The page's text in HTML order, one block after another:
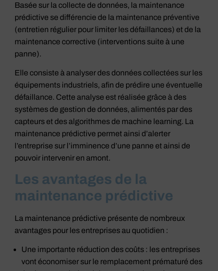
Basée sur la collecte de données, la maintenance
prédictive se différencie de la maintenance préventive
(entretien régulier pour limiter les défaillances) et de la
maintenance corrective (interventions suite à une
panne).
Elle consiste à analyser des données collectées sur les
équipements industriels, afin de prédire une éventuelle
défaillance. Cette analyse est réalisée grâce à des
systèmes de gestion de données, alimentés par des
capteurs et des algorithmes de machine learning. La
maintenance prédictive permet ainsi d’alerter
l’entreprise sur l’imminence d’une panne et ainsi de
pouvoir intervenir en amont.
Les avantages de la
maintenance prédictive
La maintenance prédictive présente de nombreux
avantages pour les entreprises au quotidien :
Une importante réduction des coûts : les entreprises
vont économiser sur le remplacement prématuré des